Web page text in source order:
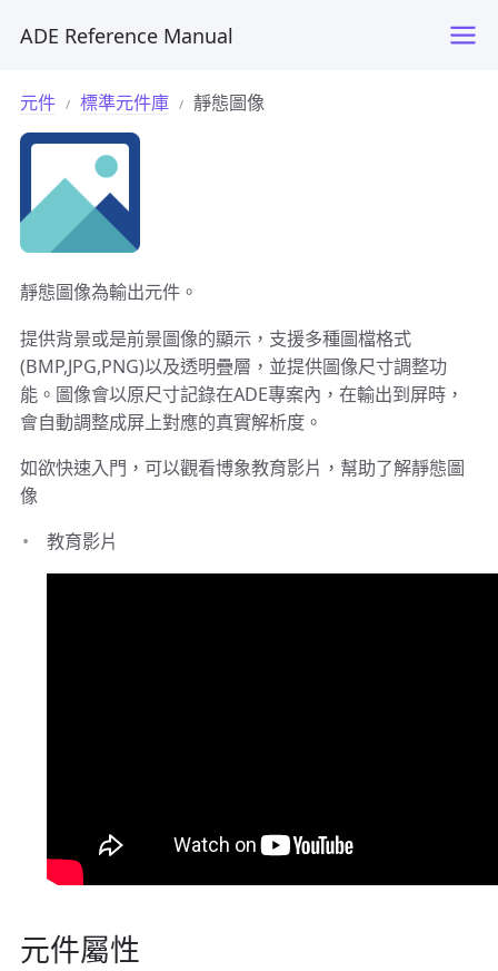
ADE Reference Manual
元件 標準元件庫 靜態圖像
靜態圖像為輸出元件。
提供背景或是前景圖像的顯示，支援多種圖檔格式
(BMP,JPG,PNG)以及透明疊層，並提供圖像尺寸調整功
能。圖像會以原尺寸記錄在ADE專案內，在輸出到屏時，
會自動調整成屏上對應的真實解析度。
如欲快速入門，可以觀看博象教育影片，幫助了解靜態圖
像
教育影片
元件屬性